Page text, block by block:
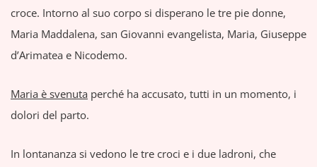
croce. Intorno al suo corpo si disperano le tre pie donne,
Maria Maddalena, san Giovanni evangelista, Maria, Giuseppe
d’Arimatea e Nicodemo.
Maria è svenuta perché ha accusato, tutti in un momento, i
dolori del parto.
In lontananza si vedono le tre croci e i due ladroni, che